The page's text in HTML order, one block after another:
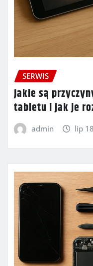
SERWIS
Jakie są
tabletu i jak je
admin lip